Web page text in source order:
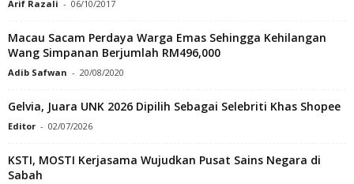
Arif Razali - 06/10/2017
Macau Sacam Perdaya Warga Emas Sehingga Kehilangan
Wang Simpanan Berjumlah RM496,000
Adib Safwan - 20/08/2020
Gelvia, Juara UNK 2026 Dipilih Sebagai Selebriti Khas Shopee
Editor - 02/07/2026
KSTI, MOSTI Kerjasama Wujudkan Pusat Sains Negara di
Sabah